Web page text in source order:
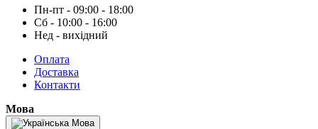
Пн-пт - 09:00 - 18:00
Сб - 10:00 - 16:00
Нед - вихідний
Оплата
Доставка
Контакти
Мова
Мова